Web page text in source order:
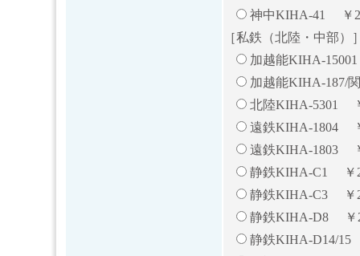
神中KIHA-41 ￥
［私鉄（北陸・中部）
加越能KIHA-15001
加越能KIHA-187/
北陸KIHA-5301
遠鉄KIHA-1804
遠鉄KIHA-1803
静鉄KIHA-C1 ￥
静鉄KIHA-C3 ￥
静鉄KIHA-D8 ￥
静鉄KIHA-D14/